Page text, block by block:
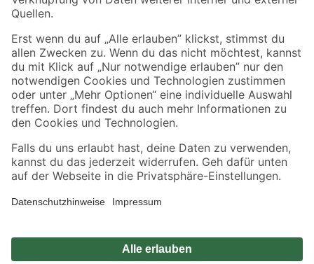
Sicher einkaufen
Jetzt die toom-App herunterladen
Alle Preisangaben in EUR inkl. gesetzl. MwSt.. Die dargestellten Angebote sind unter
Umständen nicht in allen Märkten verfügbar. Die angegebenen Verfügbarkeiten beziehen
Produkte nur solange der Vorrat reicht.
*Paketversand ab 59 € versandkostenfrei, gilt nicht für Artikel mit Speditionsversand, hier
Privatsphäre Impressum